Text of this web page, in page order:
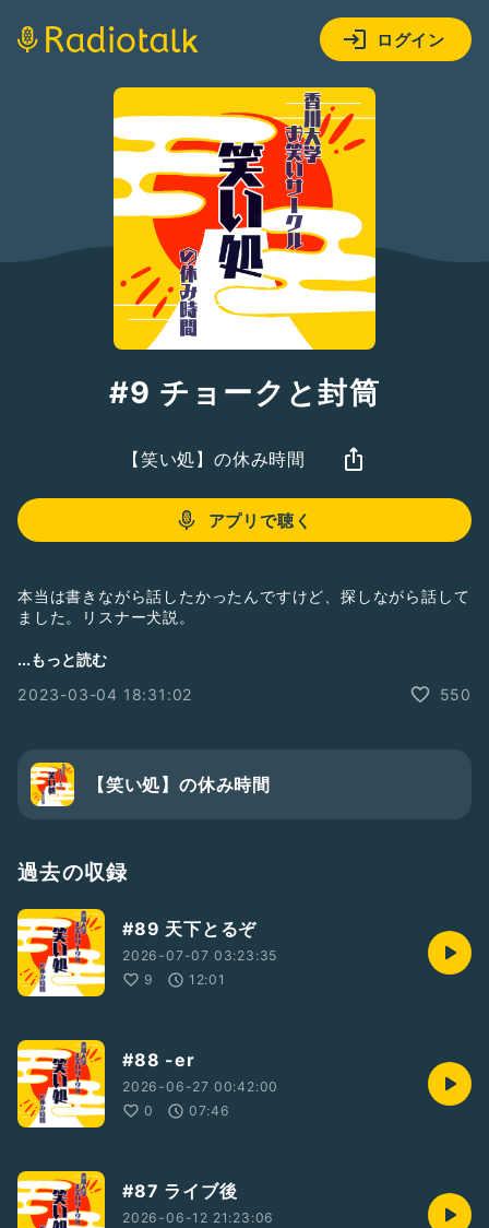
ログイン
#9 チョークと封筒
【笑い処】の休み時間
アプリで聴く
本当は書きながら話したかったんですけど、探しながら話して
ました。リスナー犬説。
#学生芸人 #お笑い
#音量マジでごめんなさい
#とりあえず「チョーク」に決定
#あと5分あったら詳細話せた
...もっと読む
2023-03-04 18:31:02
550
【笑い処】の休み時間
過去の収録
#89 天下とるぞ
2026-07-07 03:23:35
9
12:01
#88 -er
2026-06-27 00:42:00
0
07:46
#87 ライブ後
2026-06-12 21:23:06